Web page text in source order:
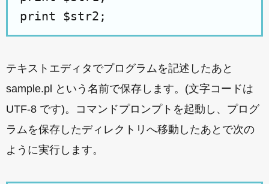
テキストエディタでプログラムを記述したあと
sample.pl という名前で保存します。(文字コードは
UTF-8 です)。コマンドプロンプトを起動し、プログ
ラムを保存したディレクトリへ移動したあとで次の
ように実行します。